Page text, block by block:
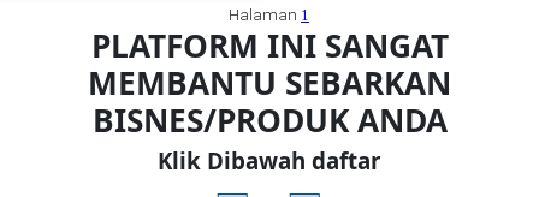
Halaman 1
PLATFORM INI SANGAT
MEMBANTU SEBARKAN
BISNES/PRODUK ANDA
Klik Dibawah daftar